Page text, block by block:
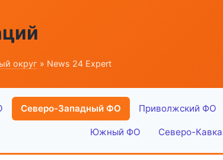
округ » News 24 Expert
Северо-Западный ФО Приволжский ФО
Южный ФО Северо-